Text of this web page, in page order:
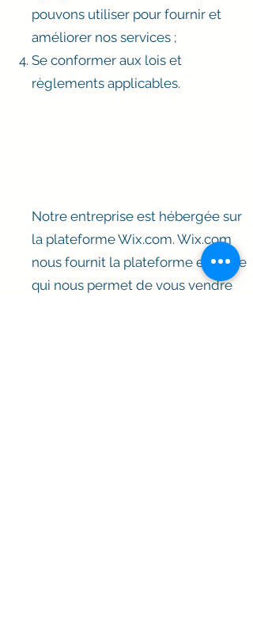
pouvons utiliser pour fournir et
améliorer nos services ;
Se conformer aux lois et
règlements applicables.
Notre entreprise est hébergée sur
la plateforme Wix.com. Wix.com
nous fournit la plateforme en ligne
qui nous permet de vous vendre